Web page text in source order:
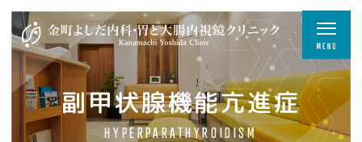
副甲状腺機能亢進症
HYPERPARATHYROIDISM